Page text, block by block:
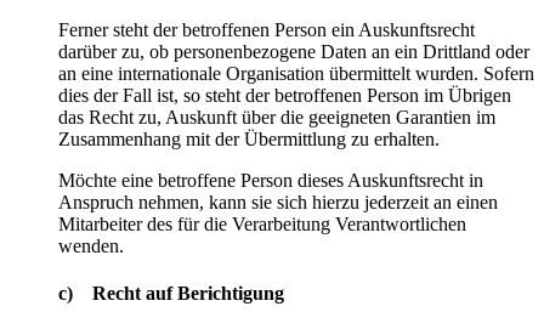
Ferner steht der betroffenen Person ein Auskunftsrecht
darüber zu, ob personenbezogene Daten an ein Drittland oder
an eine internationale Organisation übermittelt wurden. Sofern
dies der Fall ist, so steht der betroffenen Person im Übrigen
das Recht zu, Auskunft über die geeigneten Garantien im
Zusammenhang mit der Übermittlung zu erhalten.
Möchte eine betroffene Person dieses Auskunftsrecht in
Anspruch nehmen, kann sie sich hierzu jederzeit an einen
Mitarbeiter des für die Verarbeitung Verantwortlichen
wenden.
c) Recht auf Berichtigung